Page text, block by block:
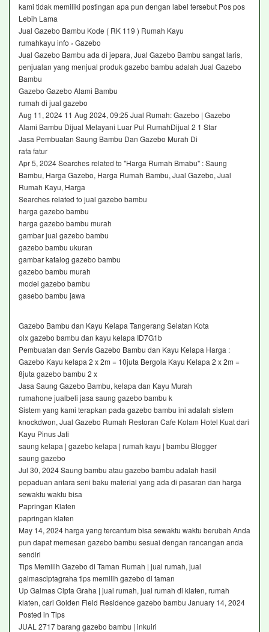
kami tidak memiliki postingan apa pun dengan label tersebut Pos pos
Lebih Lama
Jual Gazebo Bambu Kode ( RK 119 ) Rumah Kayu
rumahkayu info › Gazebo
Jual Gazebo Bambu ada di jepara, Jual Gazebo Bambu sangat laris,
penjualan yang menjual produk gazebo bambu adalah Jual Gazebo
Bambu
Gazebo Gazebo Alami Bambu
rumah di jual gazebo
Aug 11, 2024 11 Aug 2024, 09:25 Jual Rumah: Gazebo | Gazebo
Alami Bambu Dijual Melayani Luar Pul RumahDijual 2 1 Star
Jasa Pembuatan Saung Bambu Dan Gazebo Murah Di
rafa fatur
Apr 5, 2024 Searches related to "Harga Rumah Bmabu" : Saung
Bambu, Harga Gazebo, Harga Rumah Bambu, Jual Gazebo, Jual
Rumah Kayu, Harga
Searches related to jual gazebo bambu
harga gazebo bambu
harga gazebo bambu murah
gambar jual gazebo bambu
gazebo bambu ukuran
gambar katalog gazebo bambu
gazebo bambu murah
model gazebo bambu
gasebo bambu jawa
Gazebo Bambu dan Kayu Kelapa Tangerang Selatan Kota
olx gazebo bambu dan kayu kelapa ID7G1b
Pembuatan dan Servis Gazebo Bambu dan Kayu Kelapa Harga :
Gazebo Kayu kelapa 2 x 2m = 10juta Bergola Kayu Kelapa 2 x 2m =
8juta gazebo bambu 2 x
Jasa Saung Gazebo Bambu, kelapa dan Kayu Murah
rumahone jualbeli jasa saung gazebo bambu k
Sistem yang kami terapkan pada gazebo bambu ini adalah sistem
knockdwon, Jual Gazebo Rumah Restoran Cafe Kolam Hotel Kuat dari
Kayu Pinus Jati
saung kelapa | gazebo kelapa | rumah kayu | bambu Blogger
saung gazebo
Jul 30, 2024 Saung bambu atau gazebo bambu adalah hasil
pepaduan antara seni baku material yang ada di pasaran dan harga
sewaktu waktu bisa
Papringan Klaten
papringan klaten
May 14, 2024 harga yang tercantum bisa sewaktu waktu berubah Anda
pun dapat memesan gazebo bambu sesuai dengan rancangan anda
sendiri
Tips Memilih Gazebo di Taman Rumah | jual rumah, jual
galmasciptagraha tips memilih gazebo di taman
Up Galmas Cipta Graha | jual rumah, jual rumah di klaten, rumah
klaten, cari Golden Field Residence gazebo bambu January 14, 2024
Posted in Tips
JUAL 2717 barang gazebo bambu | inkuiri